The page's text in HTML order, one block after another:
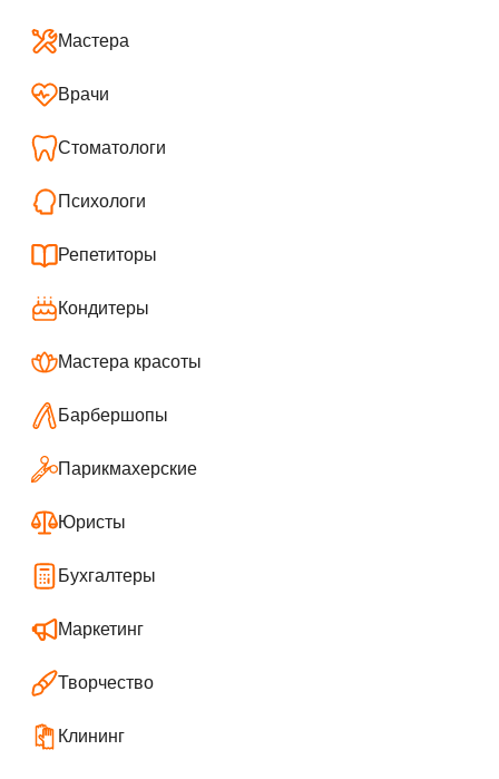
Мастера
Врачи
Стоматологи
Психологи
Репетиторы
Кондитеры
Мастера красоты
Барбершопы
Парикмахерские
Юристы
Бухгалтеры
Маркетинг
Творчество
Клининг